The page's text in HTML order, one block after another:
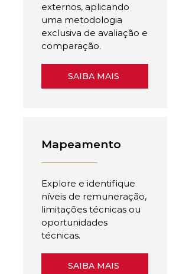
externos, aplicando
uma metodologia
exclusiva de avaliação e
comparação.
SAIBA MAIS
Mapeamento
Explore e identifique
níveis de remuneração,
limitações técnicas ou
oportunidades
técnicas.
SAIBA MAIS